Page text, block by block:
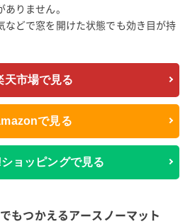
りません。
などで窓を開けた状態でも効き目が持
天市場で見る
で見る
ョッピングで見る
もつかえるアースノーマット